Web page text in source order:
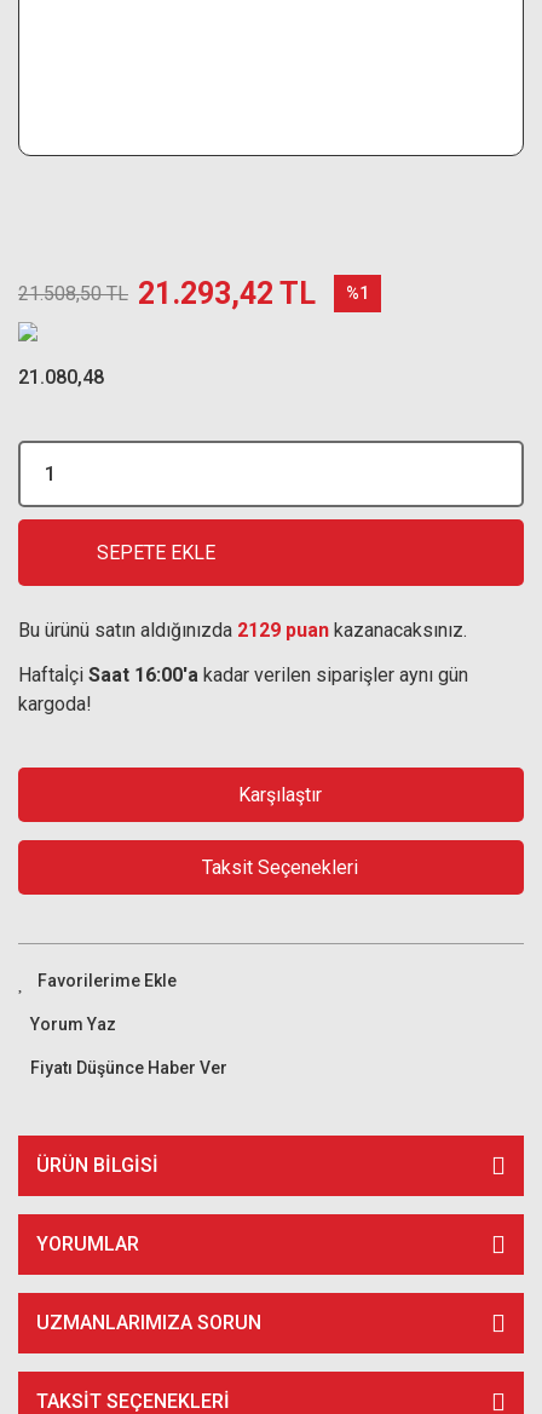
21.508,50 TL 21.293,42 TL %1
21.080,48
SEPETE EKLE
Bu ürünü satın aldığınızda 2129 puan kazanacaksınız.
Haftaİçi Saat 16:00'a kadar verilen siparişler aynı gün
kargoda!
Karşılaştır
Taksit Seçenekleri
Yorum Yaz
Fiyatı Düşünce Haber Ver
ÜRÜN BILGISI
YORUMLAR
UZMANLARIMIZA SORUN
TAKSIT SEÇENEKLERI